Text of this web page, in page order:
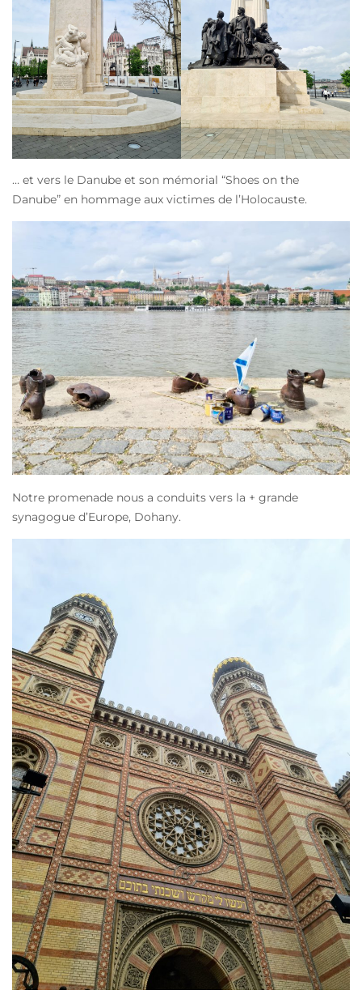
… et vers le Danube et son mémorial “Shoes on the
Danube” en hommage aux victimes de l’Holocauste.
Notre promenade nous a conduits vers la + grande
synagogue d’Europe, Dohany.